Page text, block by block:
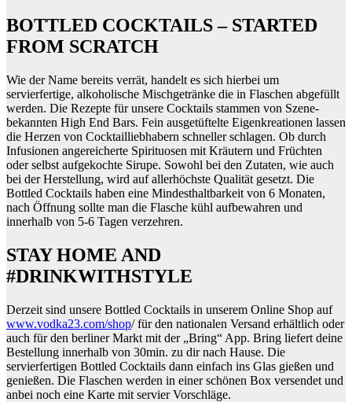
BOTTLED COCKTAILS – STARTED
FROM SCRATCH
Wie der Name bereits verrät, handelt es sich hierbei um
servierfertige, alkoholische Mischgetränke die in Flaschen abgefüllt
werden. Die Rezepte für unsere Cocktails stammen von Szene-
bekannten High End Bars. Fein ausgetüftelte Eigenkreationen lassen
die Herzen von Cocktailliebhabern schneller schlagen. Ob durch
Infusionen angereicherte Spirituosen mit Kräutern und Früchten
oder selbst aufgekochte Sirupe. Sowohl bei den Zutaten, wie auch
bei der Herstellung, wird auf allerhöchste Qualität gesetzt. Die
Bottled Cocktails haben eine Mindesthaltbarkeit von 6 Monaten,
nach Öffnung sollte man die Flasche kühl aufbewahren und
innerhalb von 5-6 Tagen verzehren.
STAY HOME AND
#DRINKWITHSTYLE
Derzeit sind unsere Bottled Cocktails in unserem Online Shop auf
www.vodka23.com/shop/ für den nationalen Versand erhältlich oder
auch für den berliner Markt mit der „Bring“ App. Bring liefert deine
Bestellung innerhalb von 30min. zu dir nach Hause. Die
servierfertigen Bottled Cocktails dann einfach ins Glas gießen und
genießen. Die Flaschen werden in einer schönen Box versendet und
anbei noch eine Karte mit servier Vorschläge.